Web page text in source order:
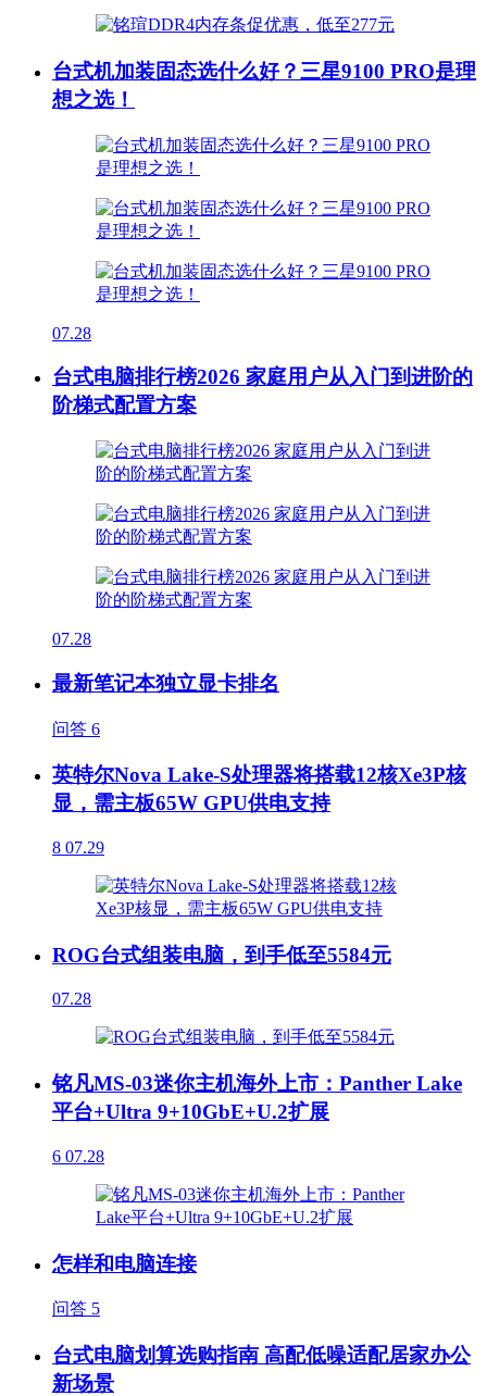
台式机加装固态选什么好？三星9100 PRO是理
想之选！
07.28
台式电脑排行榜2026 家庭用户从入门到进阶的
阶梯式配置方案
07.28
最新笔记本独立显卡排名
问答 6
英特尔Nova Lake-S处理器将搭载12核Xe3P核
显，需主板65W GPU供电支持
8 07.29
ROG台式组装电脑，到手低至5584元
07.28
铭凡MS-03迷你主机海外上市：Panther Lake
平台+Ultra 9+10GbE+U.2扩展
6 07.28
怎样和电脑连接
问答 5
台式电脑划算选购指南 高配低噪适配居家办公
新场景